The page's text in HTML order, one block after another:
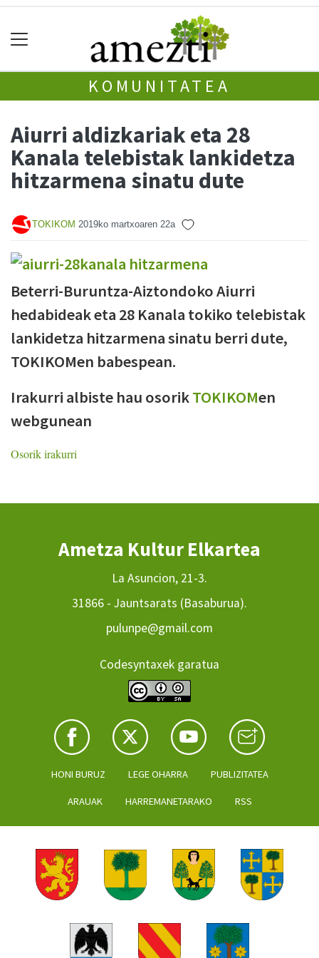
KOMUNITATEA
Aiurri aldizkariak eta 28
Kanala telebistak lankidetza
hitzarmena sinatu dute
TOKIKOM 2019ko martxoaren 22a
Beterri-Buruntza-Aiztondoko Aiurri
hedabideak eta 28 Kanala tokiko telebistak
lankidetza hitzarmena sinatu berri dute,
TOKIKOMen babespean.
Irakurri albiste hau osorikTOKIKOMen
webgunean
Osorik irakurri
Ametza Kultur Elkartea
La Asuncion, 21-3.
31866 - Jauntsarats (Basaburua).
pulunpe@gmail.com
Codesyntaxek garatua
HONI BURUZ LEGE OHARRA PUBLIZITATEA
ARAUAK HARREMANETARAKO RSS